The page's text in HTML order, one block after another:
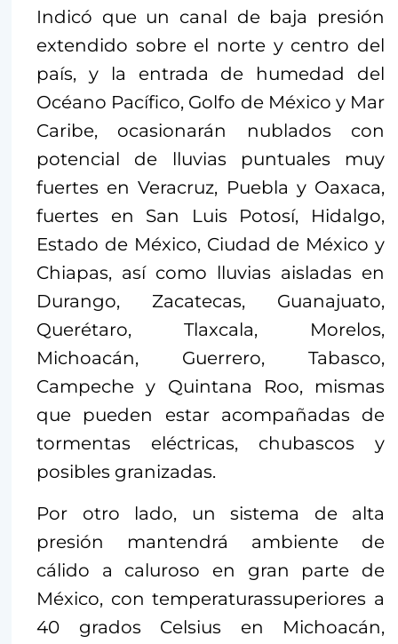
Indicó que un canal de baja presión
extendido sobre el norte y centro del
país, y la entrada de humedad del
Océano Pacífico, Golfo de México y Mar
Caribe, ocasionarán nublados con
potencial de lluvias puntuales muy
fuertes en Veracruz, Puebla y Oaxaca,
fuertes en San Luis Potosí, Hidalgo,
Estado de México, Ciudad de México y
Chiapas, así como lluvias aisladas en
Durango, Zacatecas, Guanajuato,
Querétaro, Tlaxcala, Morelos,
Michoacán, Guerrero, Tabasco,
Campeche y Quintana Roo, mismas
que pueden estar acompañadas de
tormentas eléctricas, chubascos y
posibles granizadas.
Por otro lado, un sistema de alta
presión mantendrá ambiente de
cálido a caluroso en gran parte de
México, con temperaturassuperiores a
40 grados Celsius en Michoacán,